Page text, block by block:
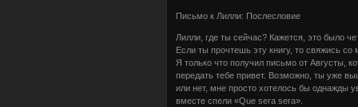
Письмо к Лилли: Послесловие
Лилли, где ты сейчас? Кажется, это было
Если ты прочтешь эту книгу, то свяжись со
Я только что получил письмо от Августы,
передать тебе привет. Возможно, ты уже
или нет, мне просто хотелось бы однажды
вместе спели «Que sera sera».